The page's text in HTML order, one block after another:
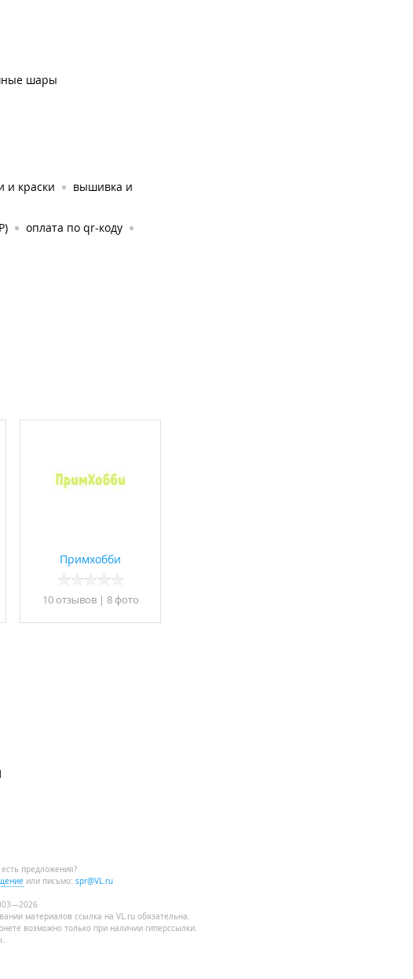
шары
и краски
вышивка и
оплата по qr-коду
Примхобби
10 отзывов| 8 фото
предложения?
или письмо: spr@VL.ru
материалов ссылка на VL.ru обязательна.
возможно только при наличии гиперссылки.